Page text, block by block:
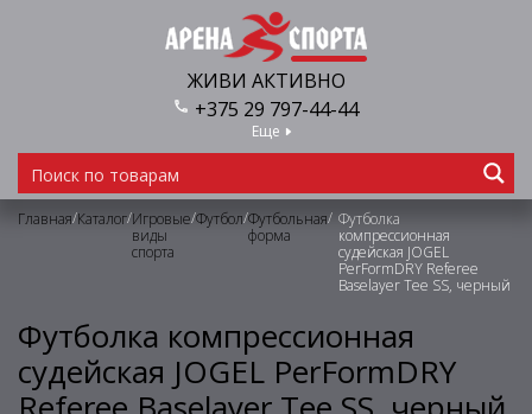
ЖИВИ АКТИВНО
+375 29 797-44-44
Еще
Главная/Каталог/Игровые
виды
спорта
/Футбол/Футбольная
форма
/ Футболка
компрессионная
судейская JOGEL
PerFormDRY Referee
Baselayer Tee SS, черный
Футболка компрессионная
судейская JOGEL PerFormDRY